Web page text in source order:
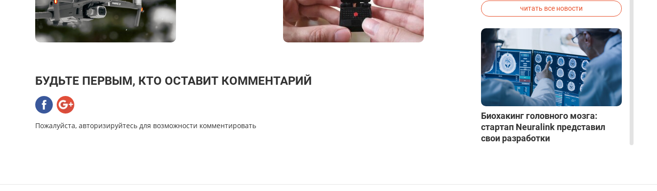
БУДЬТЕ ПЕРВЫМ, КТО ОСТАВИТ КОММЕНТАРИЙ
Пожалуйста, авторизируйтесь для возможности комментировать
успешно синтезировали кислород и
компоненты ракетного топлива с
прямо на орбите.
читать все новости
Биохакинг головного мозга:
стартап Neuralink представил
свои разработки
в мозг. До этого вся информация об